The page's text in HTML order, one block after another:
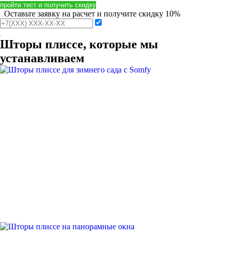
пройти тест и получить скидку
Оставьте заявку на расчет и получите скидку 10%
Шторы плиссе, которые мы
устанавливаем